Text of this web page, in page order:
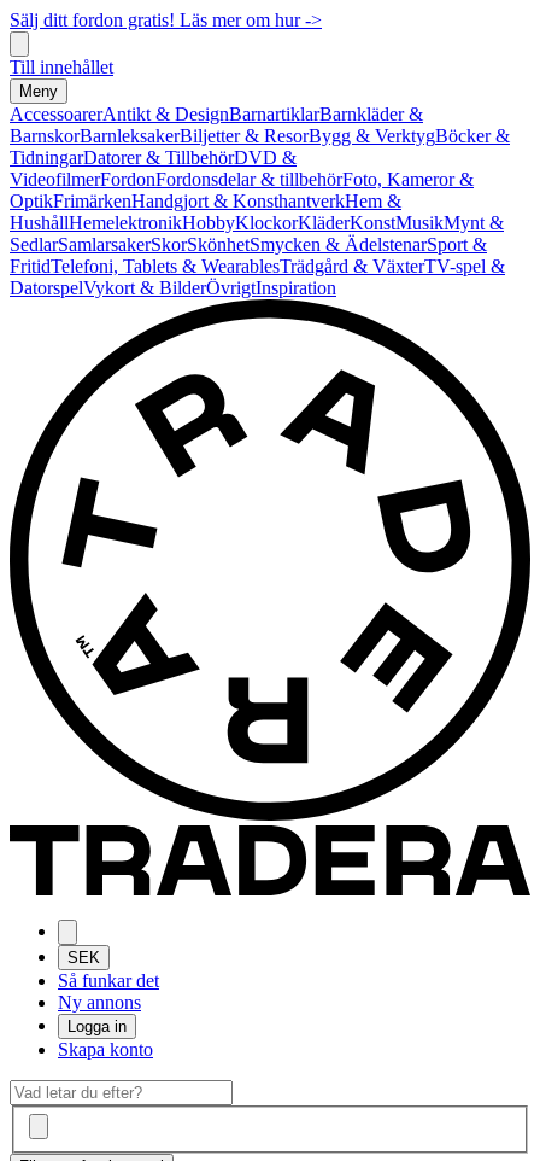
Sälj ditt fordon gratis! Läs mer om hur ->
Till innehållet
Meny
AccessoarerAntikt & DesignBarnartiklarBarnkläder &
BarnskorBarnleksakerBiljetter & ResorBygg & VerktygBöcker &
TidningarDatorer & TillbehörDVD &
VideofilmerFordonFordonsdelar & tillbehörFoto, Kameror &
OptikFrimärkenHandgjort & KonsthantverkHem &
HushållHemelektronikHobbyKlockorKläderKonstMusikMynt &
SedlarSamlarsakerSkorSkönhetSmycken & ÄdelstenarSport &
FritidTelefoni, Tablets & WearablesTrädgård & VäxterTV-spel &
DatorspelVykort & BilderÖvrigtInspiration
SEK
Så funkar det
Ny annons
Logga in
Skapa konto